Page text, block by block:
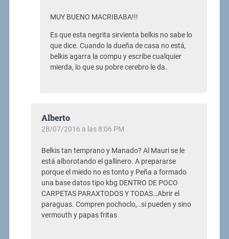
MUY BUENO MACRIBABA!!!
Es que esta negrita sirvienta belkis no sabe lo
que dice. Cuando la dueña de casa no está,
belkis agarra la compu y escribe cualquier
mierda, lo que su pobre cerebro le da.
Alberto
28/07/2016 a las 8:06 PM
Belkis tan temprano y Manado? Al Mauri se le
está alborotando el gallinero. A prepararse
porque el miedo no es tonto y Peña a formado
una base datos tipo kbg DENTRO DE POCO
CARPETAS PARAXTODOS Y TODAS…Abrir el
paraguas. Compren pochoclo,..si pueden y sino
vermouth y papas fritas